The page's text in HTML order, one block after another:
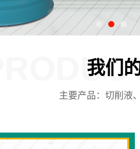
我们
主要产品：切削液